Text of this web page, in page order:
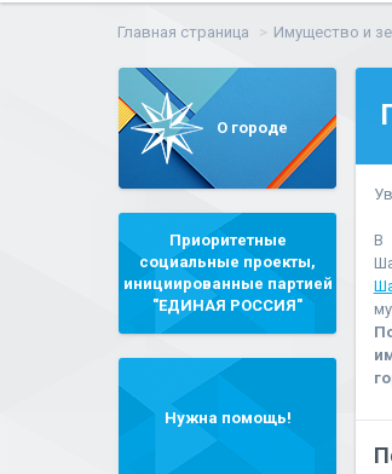
Главная страница Имущество и
О городе
Приоритетные
социальные проекты,
инициированные партией
"ЕДИНАЯ РОССИЯ"
Нужна помощь!
В